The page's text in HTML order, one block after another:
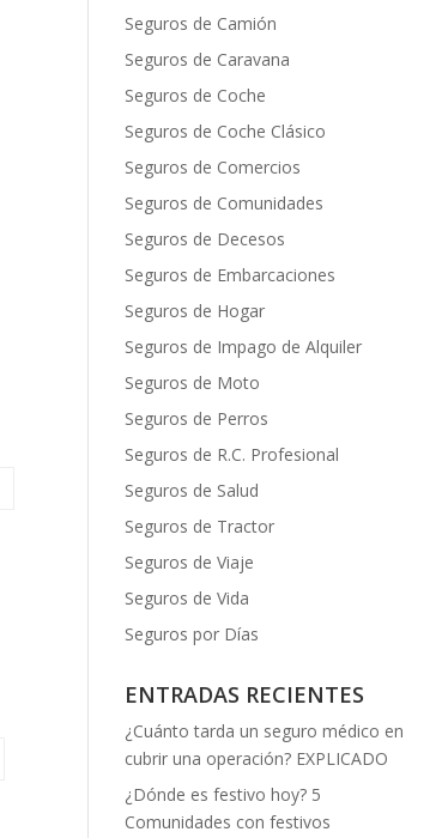
Seguros de Camión
Seguros de Caravana
Seguros de Coche
Seguros de Coche Clásico
Seguros de Comercios
Seguros de Comunidades
Seguros de Decesos
Seguros de Embarcaciones
Seguros de Hogar
Seguros de Impago de Alquiler
Seguros de Moto
Seguros de Perros
Seguros de R.C. Profesional
Seguros de Salud
Seguros de Tractor
Seguros de Viaje
Seguros de Vida
Seguros por Días
ENTRADAS RECIENTES
¿Cuánto tarda un seguro médico en
cubrir una operación? EXPLICADO
¿Dónde es festivo hoy? 5
Comunidades con festivos